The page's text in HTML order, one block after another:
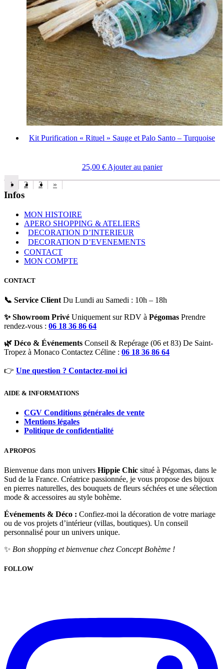
Kit Purification « Rituel » Sauge et Palo Santo – Turquoise
25,00 € Ajouter au panier
1 2 3 »
Infos
MON HISTOIRE
APERO SHOPPING & ATELIERS
DECORATION D’INTERIEUR
DECORATION D’EVENEMENTS
CONTACT
MON COMPTE
CONTACT
📞 Service Client Du Lundi au Samedi : 10h – 18h
✨ Showroom Privé Uniquement sur RDV à Pégomas Prendre
rendez-vous : 06 18 36 86 64
🌿 Déco & Événements Conseil & Repérage (06 et 83) De Saint-
Tropez à Monaco Contactez Céline : 06 18 36 86 64
👉 Une question ? Contactez-moi ici
AIDE & INFORMATIONS
CGV Conditions générales de vente
Mentions légales
Politique de confidentialité
A PROPOS
Bienvenue dans mon univers Hippie Chic situé à Pégomas, dans le
Sud de la France. Créatrice passionnée, je vous propose des bijoux
en pierres naturelles, des bouquets de fleurs séchées et une sélection
mode & accessoires au style bohème.
Événements & Déco : Confiez-moi la décoration de votre mariage
ou de vos projets d’intérieur (villas, boutiques). Un conseil
personnalisé pour un univers unique.
✨ Bon shopping et bienvenue chez Concept Bohème !
FOLLOW